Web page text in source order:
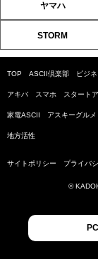
ヤマハ
STORM
TOP ASCII倶楽部 ビジ
アキバ スマホ スタート
家電ASCII アスキーグルメ
地方活性
サイトポリシー プライバ
©
PC